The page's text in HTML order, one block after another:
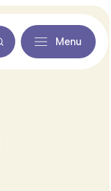
Menu